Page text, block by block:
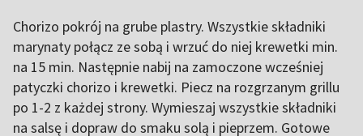
Chorizo pokrój na grube plastry. Wszystkie składniki
marynaty połącz ze sobą i wrzuć do niej krewetki min.
na 15 min. Następnie nabij na zamoczone wcześniej
patyczki chorizo i krewetki. Piecz na rozgrzanym grillu
po 1-2 z każdej strony. Wymieszaj wszystkie składniki
na salsę i dopraw do smaku solą i pieprzem. Gotowe